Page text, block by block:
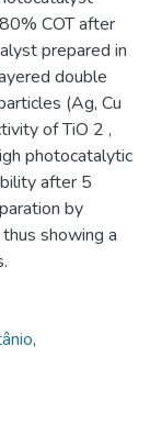
COT after
prepared in
double
(Ag, Cu
of TiO 2 ,
photocatalytic
after 5
by
showing a
,